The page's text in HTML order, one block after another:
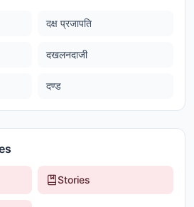
दक्ष प्रजापति
दखलनदाजी
दण्ड
Stories